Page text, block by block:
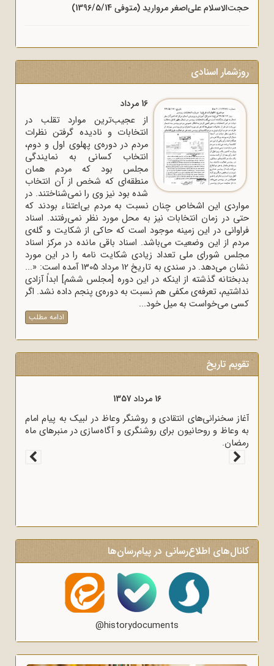
حجت‌الاسلام علی‌اصغر مروارید (متوفی 1396/5/14)
روزشمار اسنادی
16 مرداد
از عجیب‌ترین موارد تقلب در
انتخابات و نادیده گرفتن نظرات
مردم در دوره‌ی پهلوی اول و دوم،
انتخاب کسانی به نمایندگی
مجلس بود که مردم همان
منطقه‌ای که شخص از آن انتخاب
شده بود نیز وی را نمی‌شناختند. در
مواردی این اشخاص چنان نسبت به مردم بی‌اعتناء بودند که
حتی در زمان انتخابات نیز به محل مورد نظر نمی‌رفتند. اسناد
فراوانی در این زمینه موجود است که حاکی از شکایت و گله‌ی
مردم از این وضعیت می‌باشد. اسناد باقی مانده در مرکز اسناد
مجلس شورای ملی تعداد زیادی شکایت نامه را در این مورد
نشان می‌دهد. در سندی به تاریخ 12 مرداد 1305 آمده است: «...
بدبختانه گذشته از اینکه در این دوره [مجلس ششم] ابداً آزادی
نداشتیم، تعرفه‌ی مکفی هم نسبت به دوره‌ی پنجم داده نشد. اگر
کسی می‌خواست به میل خود...
ادامه مطلب
تقویم تاریخ
16 مرداد 1357
آغاز سخنرانی‌های انتقادی و روشنگر وعاظ در لبیک به پیام امام
به وعاظ و روحانیون برای روشنگری و آگاه‌سازی در منبرهای ماه
رمضان.
کانال‌های اطلاع‌رسانی در پیام‌رسان‌ها
@historydocuments